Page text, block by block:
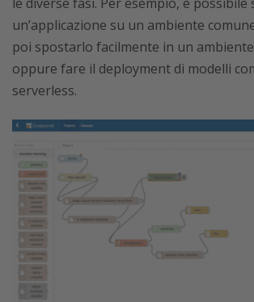
un’applicazione su un ambiente
poi spostarlo facilmente in un ambiente
oppure fare il deployment di modelli
serverless.